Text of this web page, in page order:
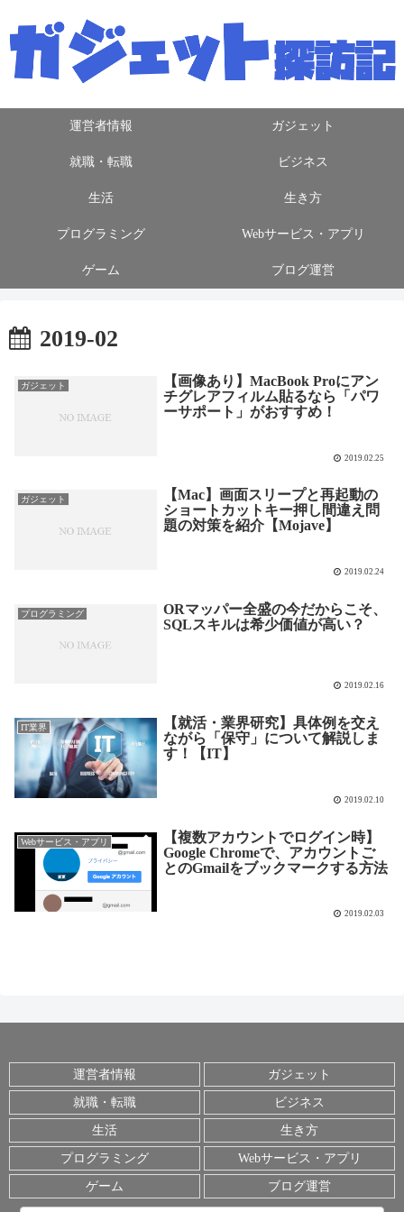
運営者情報 ガジェット
就職・転職 ビジネス
生活 生き方
プログラミング Webサービス・アプリ
ゲーム ブログ運営
2019-02
ガジェット
【画像あり】MacBook Proにアン
チグレアフィルム貼るなら「パワ
ーサポート」がおすすめ！
2019.02.25
ガジェット
【Mac】画面スリープと再起動の
ショートカットキー押し間違え問
題の対策を紹介【Mojave】
2019.02.24
プログラミング
ORマッパー全盛の今だからこそ、
SQLスキルは希少価値が高い？
2019.02.16
IT業界
【就活・業界研究】具体例を交え
ながら「保守」について解説しま
す！【IT】
2019.02.10
Webサービス・アプリ
【複数アカウントでログイン時】
Google Chromeで、アカウントご
とのGmailをブックマークする方法
2019.02.03
運営者情報 ガジェット
就職・転職 ビジネス
生活 生き方
プログラミング Webサービス・アプリ
ゲーム ブログ運営